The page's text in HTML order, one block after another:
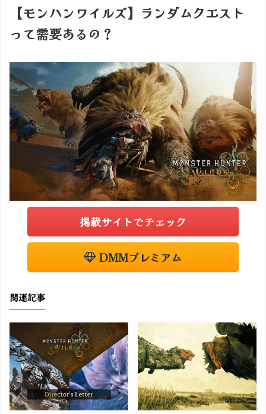
【モンハンワイルズ】ランダムクエスト
って需要あるの？
掲載サイトでチェック
DMMプレミアム
関連記事